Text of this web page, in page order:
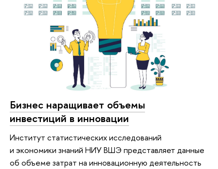
Бизнес наращивает объемы
инвестиций в инновации
Институт статистических исследований
и экономики знаний НИУ ВШЭ представляет данные
об объеме затрат на инновационную деятельность